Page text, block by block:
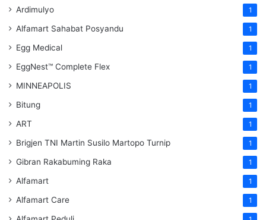
Ardimulyo 1
Alfamart Sahabat Posyandu 1
Egg Medical 1
EggNest™ Complete Flex 1
MINNEAPOLIS 1
Bitung 1
ART 1
Brigjen TNI Martin Susilo Martopo Turnip 1
Gibran Rakabuming Raka 1
Alfamart 1
Alfamart Care 1